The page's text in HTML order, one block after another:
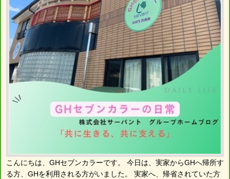
こんにちは、GHセブンカラーです。 今日は、実家からGHへ帰所す
る方、GHを利用される方がいました。 実家へ、帰省されていた方